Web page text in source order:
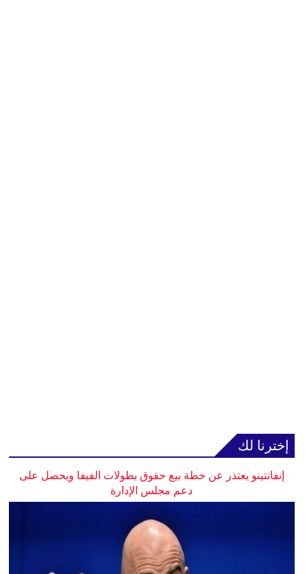
إخترنا لك
إنفانتينو يعتذر عن خطة بيع حقوق بطولات الفيفا ويحصل على
دعم مجلس الإدارة